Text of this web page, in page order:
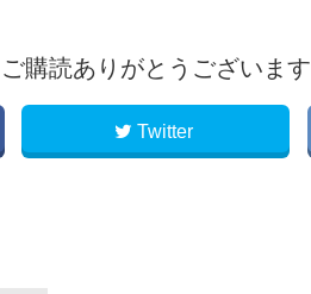
ご購読ありがとうございます
Twitter